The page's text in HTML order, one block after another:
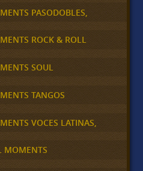
PASODOBLES,
ROCK & ROLL
SOUL
TANGOS
VOCES LATINAS,
MOMENTS